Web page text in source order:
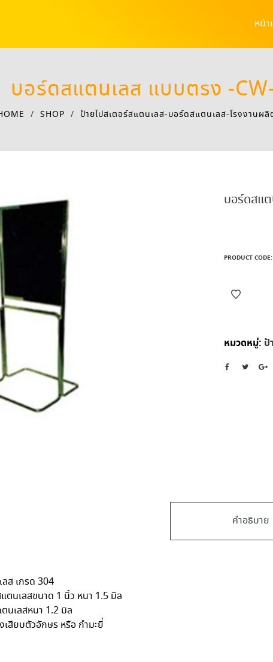
หน้า
บอร์ดสแตนเลส แบบตรง -
/ SHOP / ป้ายโปสเตอร์สแตนเลส-บอร์ดสแตนเลส-โรงงานผลิ
บอร์ดสแ
PRODUCT CODE:
หมวดหมู่: ป้
คำอธิบาย
ลส เกรด 304
นเลสขนาด 1 นิ้ว หนา 1.5 มิล
นเลสหนา 1.2 มิล
สียบตัวอักษร หรือ กำมะยี่